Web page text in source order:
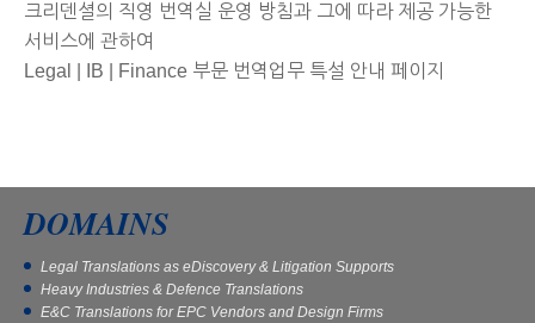
크리덴셜의 직영 번역실 운영 방침과 그에 따라 제공 가능한
서비스에 관하여
Legal | IB | Finance 부문 번역업무 특설 안내 페이지
DOMAINS
Legal Translations as eDiscovery & Litigation Supports
Heavy Industries & Defence Translations
E&C Translations for EPC Vendors and Design Firms